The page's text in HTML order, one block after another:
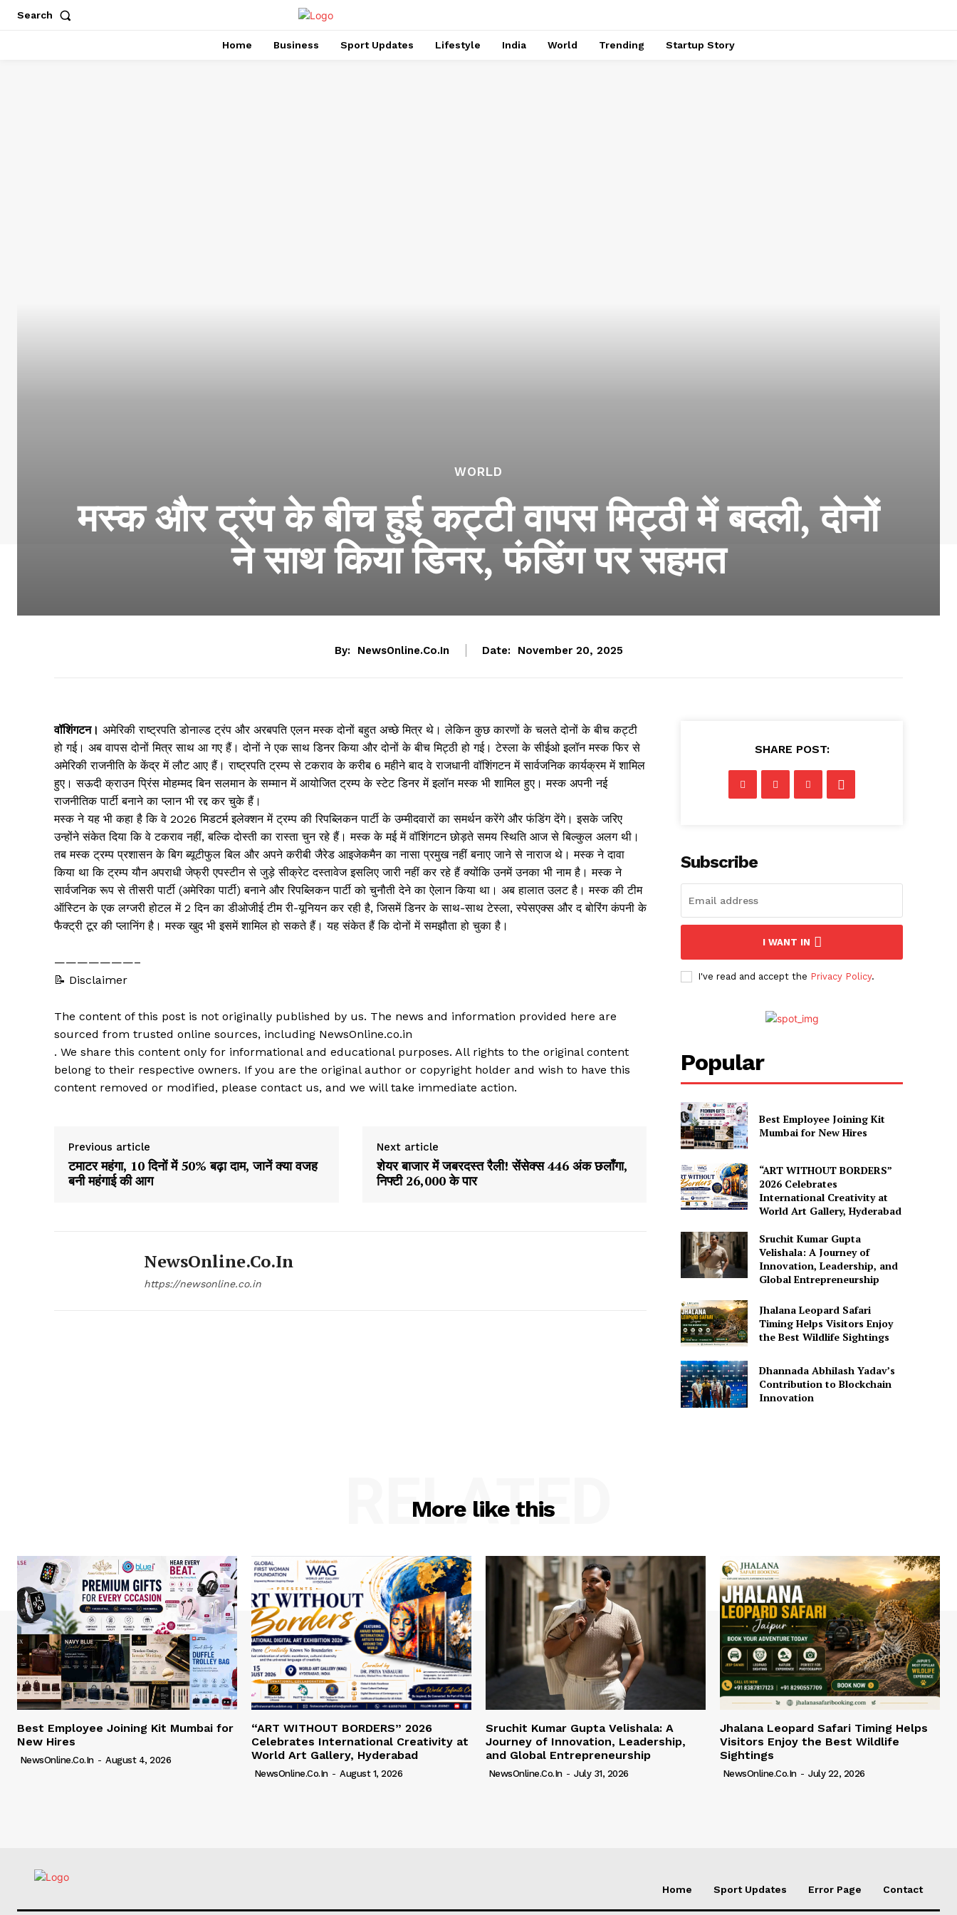
Search
Home Business Sport Updates Lifestyle India World Trending Startup Story
WORLD
मस्क और ट्रंप के बीच हुई कट्टी वापस मिट्ठी में बदली, दोनों
ने साथ किया डिनर, फंडिंग पर सहमत
By: NewsOnline.co.in Date: November 20, 2025
वॉशिंगटन। अमेरिकी राष्ट्रपति डोनाल्ड ट्रंप और अरबपति एलन मस्क दोनों बहुत अच्छे मित्र थे। लेकिन कुछ कारणों के चलते दोनों के बीच कट्टी
हो गई। अब वापस दोनों मित्र साथ आ गए हैं। दोनों ने एक साथ डिनर किया और दोनों के बीच मिट्ठी हो गई। टेस्ला के सीईओ इलॉन मस्क फिर से
अमेरिकी राजनीति के केंद्र में लौट आए हैं। राष्ट्रपति ट्रम्प से टकराव के करीब 6 महीने बाद वे राजधानी वॉशिंगटन में सार्वजनिक कार्यक्रम में शामिल
हुए। सऊदी क्राउन प्रिंस मोहम्मद बिन सलमान के सम्मान में आयोजित ट्रम्प के स्टेट डिनर में इलॉन मस्क भी शामिल हुए। मस्क अपनी नई
राजनीतिक पार्टी बनाने का प्लान भी रद्द कर चुके हैं।
मस्क ने यह भी कहा है कि वे 2026 मिडटर्म इलेक्शन में ट्रम्प की रिपब्लिकन पार्टी के उम्मीदवारों का समर्थन करेंगे और फंडिंग देंगे। इसके जरिए
उन्होंने संकेत दिया कि वे टकराव नहीं, बल्कि दोस्ती का रास्ता चुन रहे हैं। मस्क के मई में वॉशिंगटन छोड़ते समय स्थिति आज से बिल्कुल अलग थी।
तब मस्क ट्रम्प प्रशासन के बिग ब्यूटीफुल बिल और अपने करीबी जैरेड आइजेकमैन का नासा प्रमुख नहीं बनाए जाने से नाराज थे। मस्क ने दावा
किया था कि ट्रम्प यौन अपराधी जेफ्री एपस्टीन से जुड़े सीक्रेट दस्तावेज इसलिए जारी नहीं कर रहे हैं क्योंकि उनमें उनका भी नाम है। मस्क ने
सार्वजनिक रूप से तीसरी पार्टी (अमेरिका पार्टी) बनाने और रिपब्लिकन पार्टी को चुनौती देने का ऐलान किया था। अब हालात उलट है। मस्क की टीम
ऑस्टिन के एक लग्जरी होटल में 2 दिन का डीओजीई टीम री-यूनियन कर रही है, जिसमें डिनर के साथ-साथ टेस्ला, स्पेसएक्स और द बोरिंग कंपनी के
फैक्ट्री टूर की प्लानिंग है। मस्क खुद भी इसमें शामिल हो सकते हैं। यह संकेत हैं कि दोनों में समझौता हो चुका है।
———————–
📝 Disclaimer
The content of this post is not originally published by us. The news and information provided here are
sourced from trusted online sources, including NewsOnline.co.in
. We share this content only for informational and educational purposes. All rights to the original content
belong to their respective owners. If you are the original author or copyright holder and wish to have this
content removed or modified, please contact us, and we will take immediate action.
Previous article
टमाटर महंगा, 10 दिनों में 50% बढ़ा दाम, जानें क्या वजह
बनी महंगाई की आग
Next article
शेयर बाजार में जबरदस्त रैली! सेंसेक्स 446 अंक छलाँगा,
निफ्टी 26,000 के पार
NewsOnline.co.in
https://newsonline.co.in
SHARE POST:
Subscribe
I WANT IN
I've read and accept the Privacy Policy.
Popular
Best Employee Joining Kit
Mumbai for New Hires
“ART WITHOUT BORDERS”
2026 Celebrates
International Creativity at
World Art Gallery, Hyderabad
Sruchit Kumar Gupta
Velishala: A Journey of
Innovation, Leadership, and
Global Entrepreneurship
Jhalana Leopard Safari
Timing Helps Visitors Enjoy
the Best Wildlife Sightings
Dhannada Abhilash Yadav’s
Contribution to Blockchain
Innovation
More like this
RELATED
Best Employee Joining Kit Mumbai for
New Hires
NewsOnline.co.in - August 4, 2026
“ART WITHOUT BORDERS” 2026
Celebrates International Creativity at
World Art Gallery, Hyderabad
NewsOnline.co.in - August 1, 2026
Sruchit Kumar Gupta Velishala: A
Journey of Innovation, Leadership,
and Global Entrepreneurship
NewsOnline.co.in - July 31, 2026
Jhalana Leopard Safari Timing Helps
Visitors Enjoy the Best Wildlife
Sightings
NewsOnline.co.in - July 22, 2026
Home Sport Updates Error Page Contact